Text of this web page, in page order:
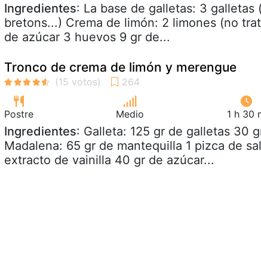
Ingredientes: La base de galletas: 3 galletas
bretons...) Crema de limón: 2 limones (no
de azúcar 3 huevos 9 gr de...
Tronco de crema de limón y merengue
Postre Medio 1 h 30
Ingredientes: Galleta: 125 gr de galletas 30
Madalena: 65 gr de mantequilla 1 pizca de
extracto de vainilla 40 gr de azúcar...